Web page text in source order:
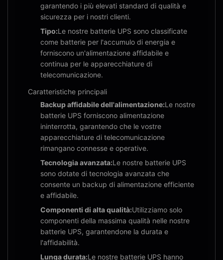
garantendo i più elevati standard di qualità e
sicurezza per i nostri clienti.
Tipo:Le nostre batterie UPS sono classificate
come batterie per l'accumulo di energia e
forniscono un'alimentazione affidabile e
continua per le apparecchiature di
telecomunicazione.
Caratteristiche principali
Backup affidabile dell'alimentazione:Le nostre
batterie UPS forniscono alimentazione
ininterrotta, garantendo che le vostre
apparecchiature di telecomunicazione
rimangano connesse e operative.
Tecnologia avanzata:Le nostre batterie UPS
sono dotate di tecnologia avanzata che
consente un backup di alimentazione efficiente
e affidabile.
Componenti di alta qualità:Utilizziamo solo
componenti della massima qualità nelle nostre
batterie UPS, garantendone la durata e
l'affidabilità.
Lunga durata:Le nostre batterie UPS hanno